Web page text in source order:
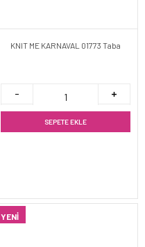
KNIT ME KARNAVAL 01773 Taba
SEPETE EKLE
YENI